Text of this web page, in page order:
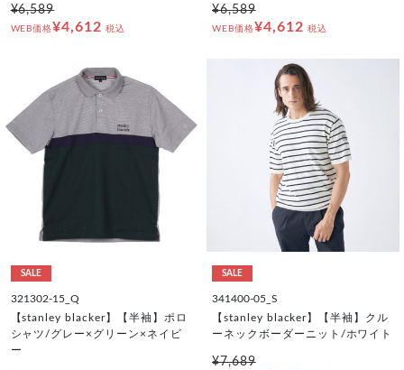
¥6,589
WEB価格¥4,612 税込
¥6,589
WEB価格¥4,612 税込
SALE
321302-15_Q
【stanley blacker】【半袖】ポロ
シャツ/グレー×グリーン×ネイビ
ー
SALE
341400-05_S
【stanley blacker】【半袖】クル
ーネックボーダーニット/ホワイト
¥7,689